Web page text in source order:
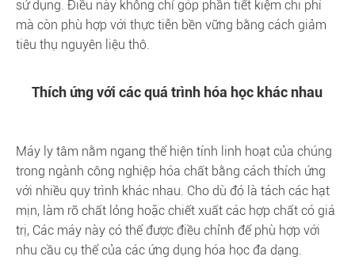
sử dụng. Điều này không chỉ góp phần tiết kiệm chi phí
mà còn phù hợp với thực tiễn bền vững bằng cách giảm
tiêu thụ nguyên liệu thô.
Thích ứng với các quá trình hóa học khác nhau
Máy ly tâm nằm ngang thể hiện tính linh hoạt của chúng
trong ngành công nghiệp hóa chất bằng cách thích ứng
với nhiều quy trình khác nhau. Cho dù đó là tách các hạt
mịn, làm rõ chất lỏng hoặc chiết xuất các hợp chất có giá
trị, Các máy này có thể được điều chỉnh để phù hợp với
nhu cầu cụ thể của các ứng dụng hóa học đa dạng.